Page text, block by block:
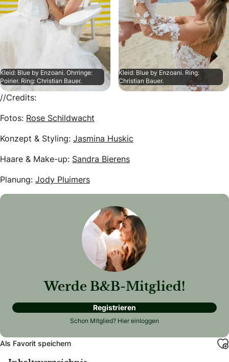
Kleid: Blue by Enzoani. Ohrringe:
Poirier. Ring: Christian Bauer.
Kleid: Blue by Enzoani. Ring:
Christian Bauer.
//Credits:
Fotos: Rose Schildwacht
Konzept & Styling: Jasmina Huskic
Haare & Make-up: Sandra Bierens
Planung: Jody Pluimers
Werde B&B-Mitglied!
Registrieren
Schon Mitglied? Hier einloggen
Als Favorit speichern